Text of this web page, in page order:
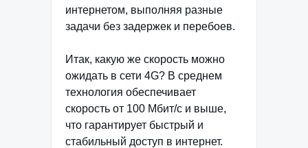
интернетом, выполняя разные
задачи без задержек и перебоев.
Итак, какую же скорость можно
ожидать в сети 4G? В среднем
технология обеспечивает
скорость от 100 Мбит/с и выше,
что гарантирует быстрый и
стабильный доступ в интернет.